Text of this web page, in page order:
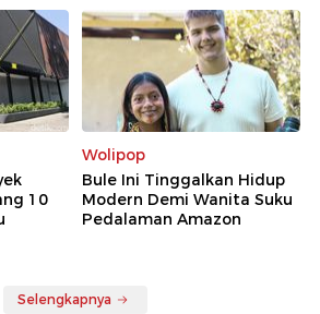
10
Wolipop
Bule Ini Tinggalkan Hidup
Modern Demi Wanita Suku
Pedalaman Amazon
Selengkapnya